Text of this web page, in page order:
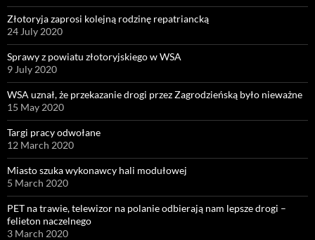
Złotoryja zaprosi kolejną rodzinę repatriancką
24 July 2020
Sprawy z powiatu złotoryjskiego w WSA
9 July 2020
WSA uznał, że przekazanie drogi przez Zagrodzieńską było nieważne
15 May 2020
Targi pracy odwołane
12 March 2020
Miasto szuka wykonawcy hali modułowej
5 March 2020
PET na trawie, telewizor na polanie odbierają nam lepsze drogi –
felieton naczelnego
3 March 2020